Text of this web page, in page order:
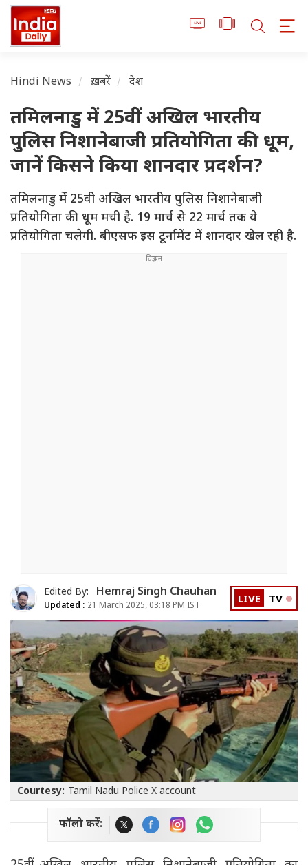
Hindi News ख़बरें देश
तमिलनाडु में 25वीं अखिल भारतीय
पुलिस निशानेबाजी प्रतियोगिता की धूम,
जानें किसने किया शानदार प्रदर्शन?
तमिलनाडु में 25वी अखिल भारतीय पुलिस निशानेबाजी
प्रतियोगिता की धूम मची है. 19 मार्च से 22 मार्च तक ये
प्रतियोगिता चलेगी. बीएसफ इस टूर्नामेंट में शानदार खेल रही है.
Edited By: Hemraj Singh Chauhan
Updated : 21 March 2025, 03:18 PM IST LIVE TV
Courtesy: Tamil Nadu Police X account
फॉलो करें: